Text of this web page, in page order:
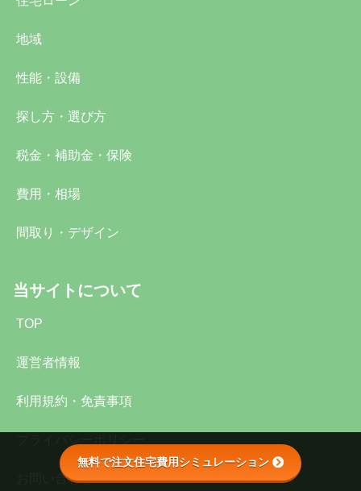
地域
性能・設備
探し方・選び方
税金・補助金・保険
費用・相場
間取り・デザイン
当サイトについて
TOP
運営者情報
利用規約・免責事項
お問い合わせ
無料で注文住宅費用シミュレーション